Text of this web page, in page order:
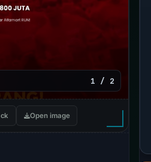
1 / 2
Open image